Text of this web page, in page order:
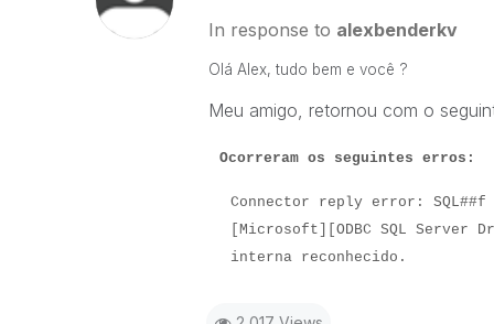
In response to alexbenderkv
Olá Alex, tudo bem e você ?
Meu amigo, retornou com o
Ocorreram os seguintes erros:
Connector reply error:
[Microsoft][ODBC SQL Server
interna reconhecido.